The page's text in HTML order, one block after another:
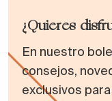
¿Quieres
En nuestro
consejos,
exclusivos